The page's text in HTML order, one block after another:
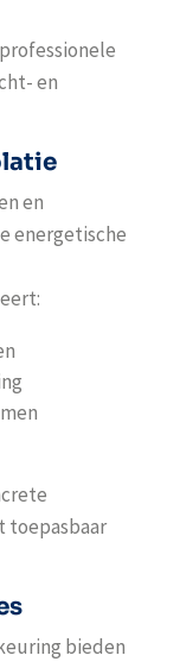
en
en
energetische
toepasbaar
bieden